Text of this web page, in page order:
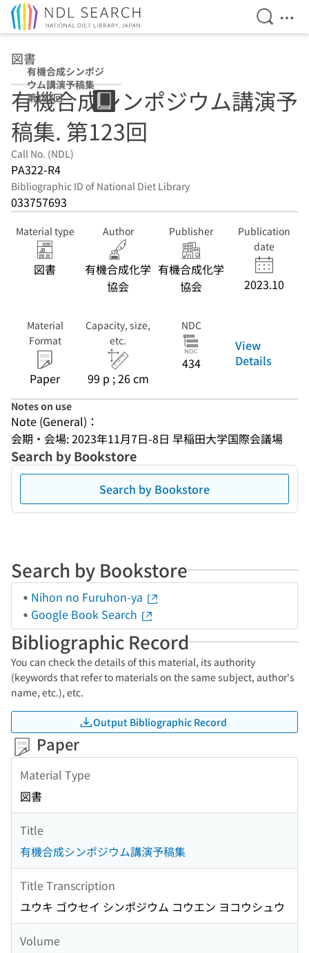
Open
図書
有機合成シンポジ
ウム講演予稿集
第123回
有機合成シンポジウム講演予
稿集. 第123回
Call No. (NDL)
PA322-R4
Bibliographic ID of National Diet Library
033757693
Material type
図書
Author
有機合成化学
協会
Publisher
有機合成化学
協会
Publication
date
2023.10
Material
Format
Paper
Capacity, size,
etc.
99 p ; 26 cm
NDC
434
View
Details
Notes on use
Note (General)：
会期・会場: 2023年11月7日-8日 早稲田大学国際会議場
Search by Bookstore
Search by Bookstore
Search by Bookstore
Nihon no Furuhon-ya
Google Book Search
Bibliographic Record
You can check the details of this material, its authority
(keywords that refer to materials on the same subject, author's
name, etc.), etc.
Output Bibliographic Record
Paper
Material Type
図書
Title
有機合成シンポジウム講演予稿集
Title Transcription
ユウキ ゴウセイ シンポジウム コウエン ヨコウシュウ
Volume